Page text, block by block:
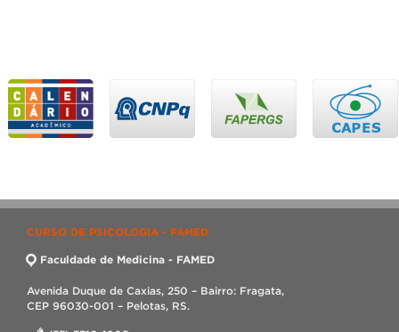
CURSO DE PSICOLOGIA - FAMED
Faculdade de Medicina - FAMED
Avenida Duque de Caxias, 250 – Bairro: Fragata,
CEP 96030-001 – Pelotas, RS.